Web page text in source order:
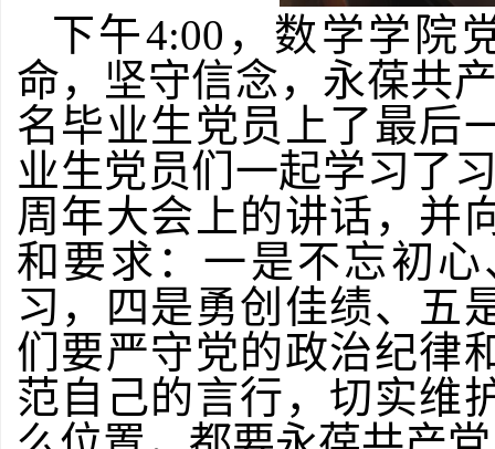
下午4:00，数学学院
命，坚守信念，永葆共
名毕业生党员上了最后
业生党员们一起学习了
周年大会上的讲话，并
和要求：一是不忘初
习，四是勇创佳绩、五
们要严守党的政治纪律
范自己的言行，切实维